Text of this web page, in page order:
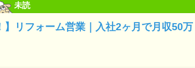
未読
】リフォーム営業｜入社2ヶ月で月収50万